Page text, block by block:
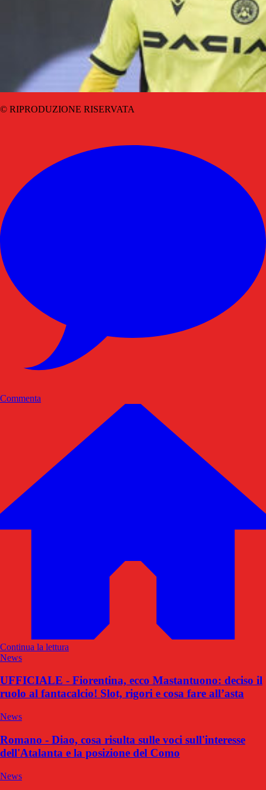
© RIPRODUZIONE RISERVATA
Commenta
Continua la lettura
News
UFFICIALE - Fiorentina, ecco Mastantuono: deciso il
ruolo al fantacalcio! Slot, rigori e cosa fare all’asta
News
Romano - Diao, cosa risulta sulle voci sull'interesse
dell'Atalanta e la posizione del Como
News